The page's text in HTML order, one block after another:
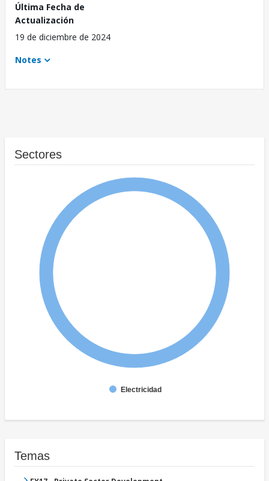
Última Fecha de
Actualización
19 de diciembre de 2024
Notes
Sectores
Electricidad
Temas